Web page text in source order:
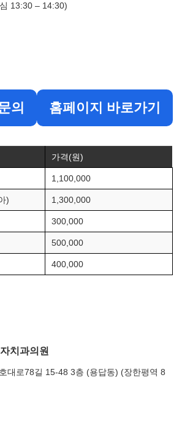
13:30 – 14:30)
의 홈페이지 바로가기
가격(원)
1,100,000
) 1,300,000
300,000
500,000
400,000
치과의원
대로78길 15-48 3층 (용답동) (장한평역 8